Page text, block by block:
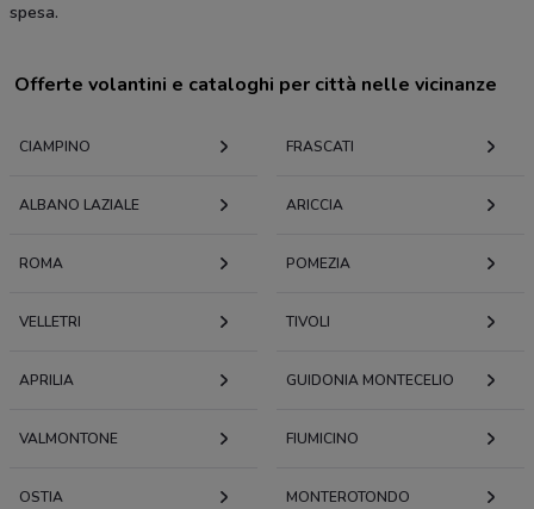
spesa.
Offerte volantini e cataloghi per città nelle vicinanze
CIAMPINO FRASCATI
ALBANO LAZIALE ARICCIA
ROMA POMEZIA
VELLETRI TIVOLI
APRILIA GUIDONIA MONTECELIO
VALMONTONE FIUMICINO
OSTIA MONTEROTONDO